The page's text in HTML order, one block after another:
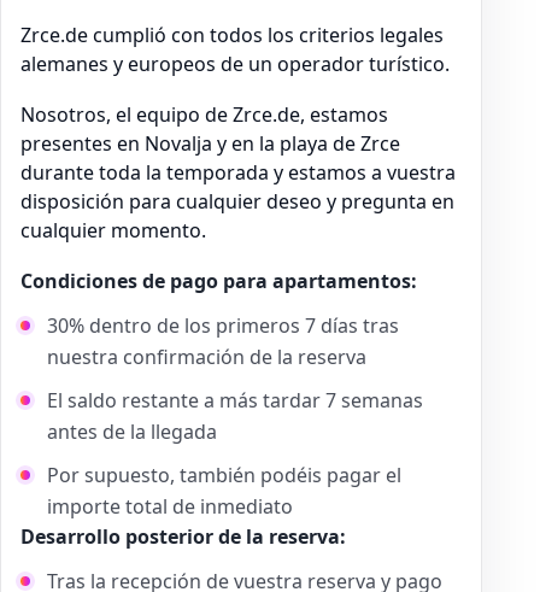
Zrce.de cumplió con todos los criterios legales
alemanes y europeos de un operador turístico.
Nosotros, el equipo de Zrce.de, estamos
presentes en Novalja y en la playa de Zrce
durante toda la temporada y estamos a vuestra
disposición para cualquier deseo y pregunta en
cualquier momento.
Condiciones de pago para apartamentos:
30% dentro de los primeros 7 días tras
nuestra confirmación de la reserva
El saldo restante a más tardar 7 semanas
antes de la llegada
Por supuesto, también podéis pagar el
importe total de inmediato
Desarrollo posterior de la reserva:
Tras la recepción de vuestra reserva y pago